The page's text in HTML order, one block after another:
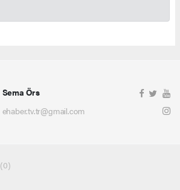
Sema Örs
ehaber.tv.tr@gmail.com
(0)